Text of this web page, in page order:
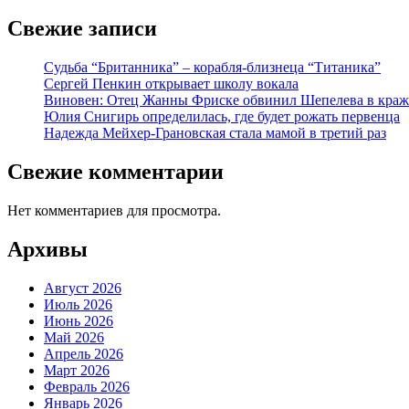
Свежие записи
Судьба “Британника” – корабля-близнеца “Титаника”
Сергей Пенкин открывает школу вокала
Виновен: Отец Жанны Фриске обвинил Шепелева в
Юлия Снигирь определилась, где будет рожать первенца
Надежда Мейхер-Грановская стала мамой в третий раз
Свежие комментарии
Нет комментариев для просмотра.
Архивы
Август 2026
Июль 2026
Июнь 2026
Май 2026
Апрель 2026
Март 2026
Февраль 2026
Январь 2026